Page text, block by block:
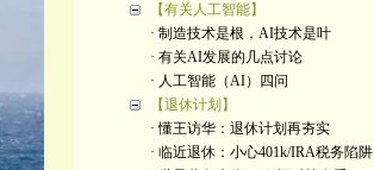
【有关人工智能】
· 制造技术是根，AI技术是叶
· 有关AI发展的几点讨论
· 人工智能（AI）四问
【退休计划】
· 懂王访华：退休计划再夯实
· 临近退休：小心401k/IRA税务陷阱